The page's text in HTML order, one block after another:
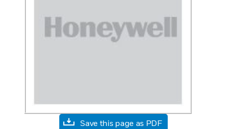
Save this page as PDF